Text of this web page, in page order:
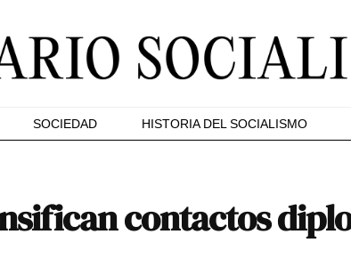
SOCIEDAD HISTORIA DEL SOCIALISMO
contactos